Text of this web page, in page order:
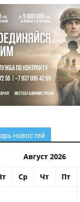
новостей
Август 2026
Ср Чт Пт